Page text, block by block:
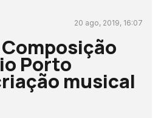
20 ago, 2019, 16:07
Porto
musical